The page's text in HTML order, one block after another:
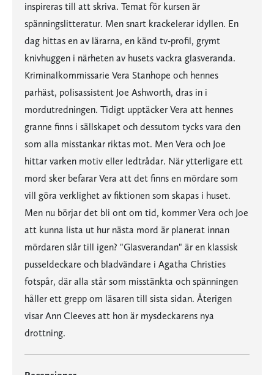
inspireras till att skriva. Temat för kursen är
spänningslitteratur. Men snart krackelerar idyllen. En
dag hittas en av lärarna, en känd tv-profil, grymt
knivhuggen i närheten av husets vackra glasveranda.
Kriminalkommissarie Vera Stanhope och hennes
parhäst, polisassistent Joe Ashworth, dras in i
mordutredningen. Tidigt upptäcker Vera att hennes
granne finns i sällskapet och dessutom tycks vara den
som alla misstankar riktas mot. Men Vera och Joe
hittar varken motiv eller ledtrådar. När ytterligare ett
mord sker befarar Vera att det finns en mördare som
vill göra verklighet av fiktionen som skapas i huset.
Men nu börjar det bli ont om tid, kommer Vera och Joe
att kunna lista ut hur nästa mord är planerat innan
mördaren slår till igen? "Glasverandan" är en klassisk
pusseldeckare och bladvändare i Agatha Christies
fotspår, där alla står som misstänkta och spänningen
håller ett grepp om läsaren till sista sidan. Återigen
visar Ann Cleeves att hon är mysdeckarens nya
drottning.